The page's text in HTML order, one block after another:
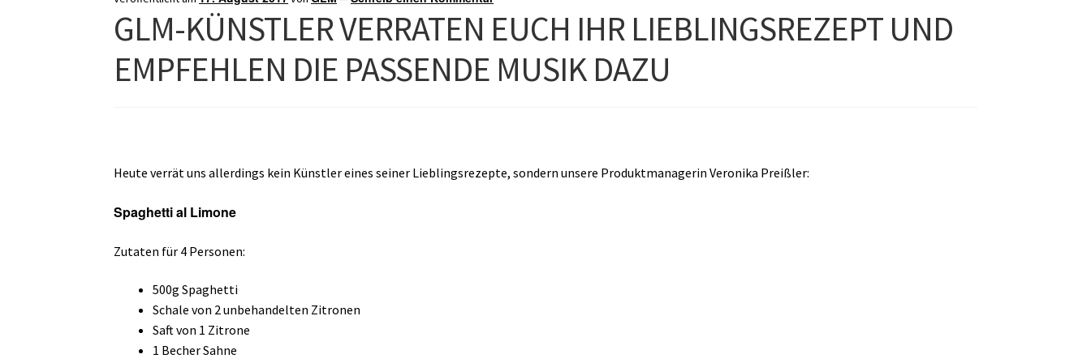
GLM-KÜNSTLER VERRATEN EUCH IHR LIEBLINGSREZEPT UND
EMPFEHLEN DIE PASSENDE MUSIK DAZU
Heute verrät uns allerdings kein Künstler eines seiner Lieblingsrezepte, sondern unsere Produktmanagerin Veronika Preißler:
Spaghetti al Limone
Zutaten für 4 Personen:
500g Spaghetti
Schale von 2 unbehandelten Zitronen
Saft von 1 Zitrone
1 Becher Sahne